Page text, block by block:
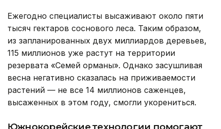
Ежегодно специалисты высаживают около пяти
тысяч гектаров соснового леса. Таким образом,
из запланированных двух миллиардов деревьев,
115 миллионов уже растут на территории
резервата «Семей орманы». Однако засушливая
весна негативно сказалась на приживаемости
растений — не все 14 миллионов саженцев,
высаженных в этом году, смогли укорениться.
Южнокорейские технологии помогают